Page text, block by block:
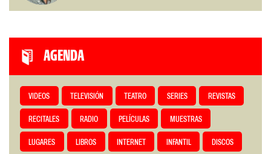
AGENDA
VIDEOS TELEVISIÓN TEATRO SERIES REVISTAS
RECITALES RADIO PELÍCULAS MUESTRAS
LUGARES LIBROS INTERNET INFANTIL DISCOS